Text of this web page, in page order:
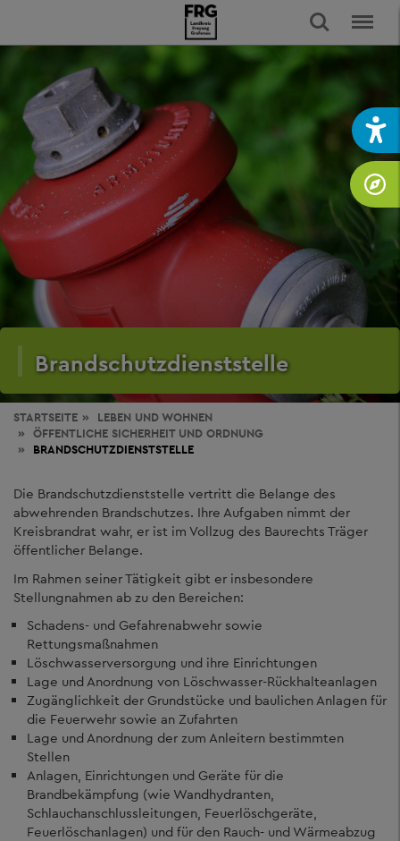
Brandschutzdienststelle
STARTSEITE LEBEN UND WOHNEN
ÖFFENTLICHE SICHERHEIT UND ORDNUNG
BRANDSCHUTZDIENSTSTELLE
Die Brandschutzdienststelle vertritt die Belange des
abwehrenden Brandschutzes. Ihre Aufgaben nimmt der
Kreisbrandrat wahr, er ist im Vollzug des Baurechts Träger
öffentlicher Belange.
Im Rahmen seiner Tätigkeit gibt er insbesondere
Stellungnahmen ab zu den Bereichen:
Schadens- und Gefahrenabwehr sowie
Rettungsmaßnahmen
Löschwasserversorgung und ihre Einrichtungen
Lage und Anordnung von Löschwasser-Rückhalteanlagen
Zugänglichkeit der Grundstücke und baulichen Anlagen für
die Feuerwehr sowie an Zufahrten
Lage und Anordnung der zum Anleitern bestimmten
Stellen
Anlagen, Einrichtungen und Geräte für die
Brandbekämpfung (wie Wandhydranten,
Schlauchanschlussleitungen, Feuerlöschgeräte,
Feuerlöschanlagen) und für den Rauch- und Wärmeabzug